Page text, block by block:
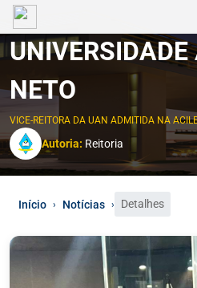
NETO
VICE-REITORA DA UAN ADMITIDA NA
Autoria: Reitoria
Início › Notícias › Detalhes
0